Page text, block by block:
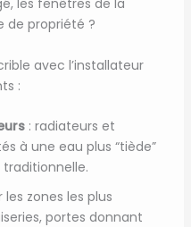
les fenêtres de la
de propriété ?
avec l’installateur
:
: radiateurs et
à une eau plus “tiède”
zones les plus
portes donnant